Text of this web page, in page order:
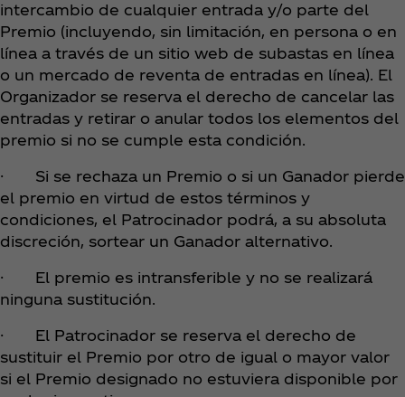
intercambio de cualquier entrada y/o parte del
Premio (incluyendo, sin limitación, en persona o en
línea a través de un sitio web de subastas en línea
o un mercado de reventa de entradas en línea). El
Organizador se reserva el derecho de cancelar las
entradas y retirar o anular todos los elementos del
premio si no se cumple esta condición.
· Si se rechaza un Premio o si un Ganador pierde
el premio en virtud de estos términos y
condiciones, el Patrocinador podrá, a su absoluta
discreción, sortear un Ganador alternativo.
· El premio es intransferible y no se realizará
ninguna sustitución.
· El Patrocinador se reserva el derecho de
sustituir el Premio por otro de igual o mayor valor
si el Premio designado no estuviera disponible por